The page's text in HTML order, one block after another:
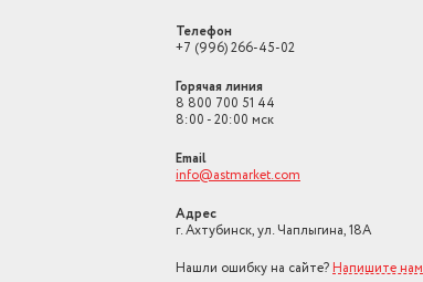
Телефон
+7 (996) 266-45-02
Горячая линия
8 800 700 51 44
8:00 - 20:00 мск
Email
info@astmarket.com
Адрес
г. Ахтубинск, ул. Чаплыгина, 18А
Нашли ошибку на сайте? Напишите нам